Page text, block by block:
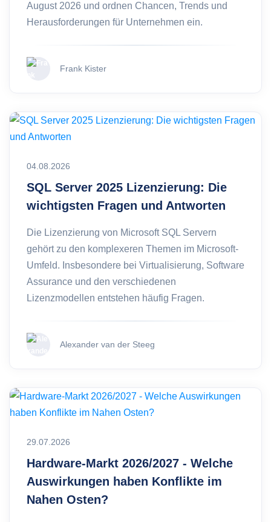
August 2026 und ordnen Chancen, Trends und
Herausforderungen für Unternehmen ein.
Frank Kister
04.08.2026
SQL Server 2025 Lizenzierung: Die
wichtigsten Fragen und Antworten
Die Lizenzierung von Microsoft SQL Servern
gehört zu den komplexeren Themen im Microsoft-
Umfeld. Insbesondere bei Virtualisierung, Software
Assurance und den verschiedenen
Lizenzmodellen entstehen häufig Fragen.
Alexander van der Steeg
29.07.2026
Hardware-Markt 2026/2027 - Welche
Auswirkungen haben Konflikte im
Nahen Osten?